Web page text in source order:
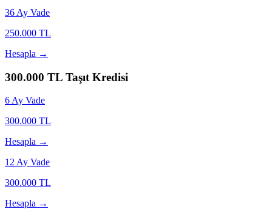
36 Ay Vade
250.000 TL
Hesapla →
300.000 TL Taşıt Kredisi
6Ay Vade
300.000 TL
Hesapla →
12Ay Vade
300.000 TL
Hesapla →